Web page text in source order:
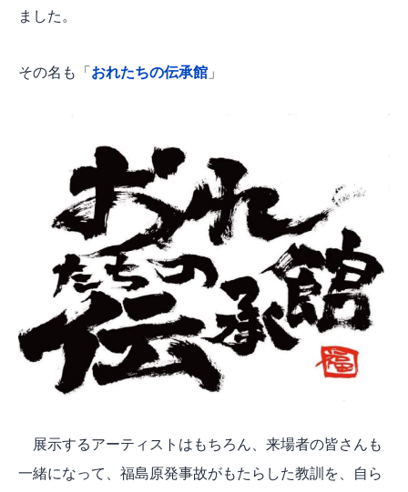
ました。
その名も「おれたちの伝承館 」
展示するアーティストはもちろん、来場者の皆さんも
一緒になって、福島原発事故がもたらした教訓を、自ら